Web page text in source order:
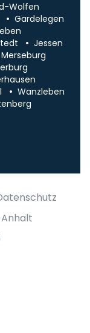
Wolfen
Gardelegen
Jessen
Merseburg
Wanzleben